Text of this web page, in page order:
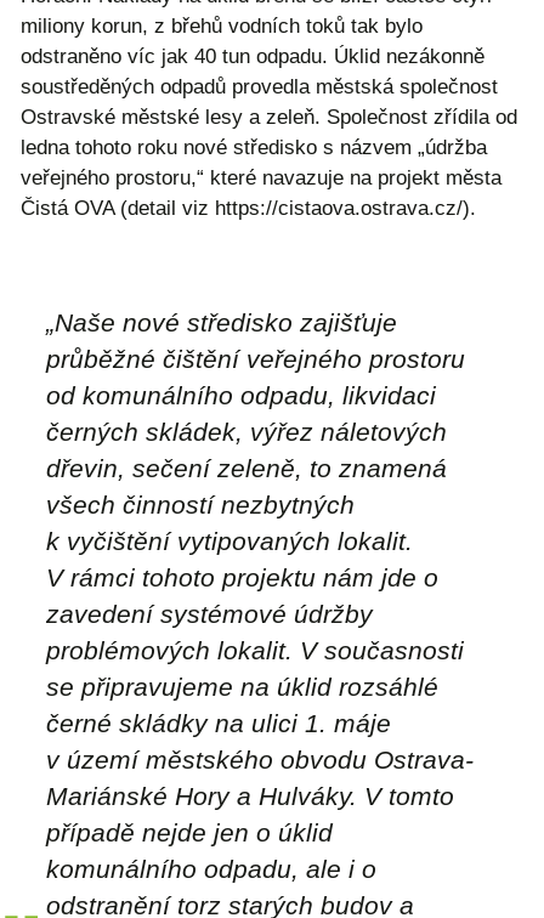
miliony korun, z břehů vodních toků tak bylo
odstraněno víc jak 40 tun odpadu. Úklid nezákonně
soustředěných odpadů provedla městská společnost
Ostravské městské lesy a zeleň. Společnost zřídila od
ledna tohoto roku nové středisko s názvem „údržba
veřejného prostoru,“ které navazuje na projekt města
Čistá OVA (detail viz https://cistaova.ostrava.cz/).
„Naše nové středisko zajišťuje
průběžné čištění veřejného prostoru
od komunálního odpadu, likvidaci
černých skládek, výřez náletových
dřevin, sečení zeleně, to znamená
všech činností nezbytných
k vyčištění vytipovaných lokalit.
V rámci tohoto projektu nám jde o
zavedení systémové údržby
problémových lokalit. V současnosti
se připravujeme na úklid rozsáhlé
černé skládky na ulici 1. máje
v území městského obvodu Ostrava-
Mariánské Hory a Hulváky. V tomto
případě nejde jen o úklid
komunálního odpadu, ale i o
odstranění torz starých budov a